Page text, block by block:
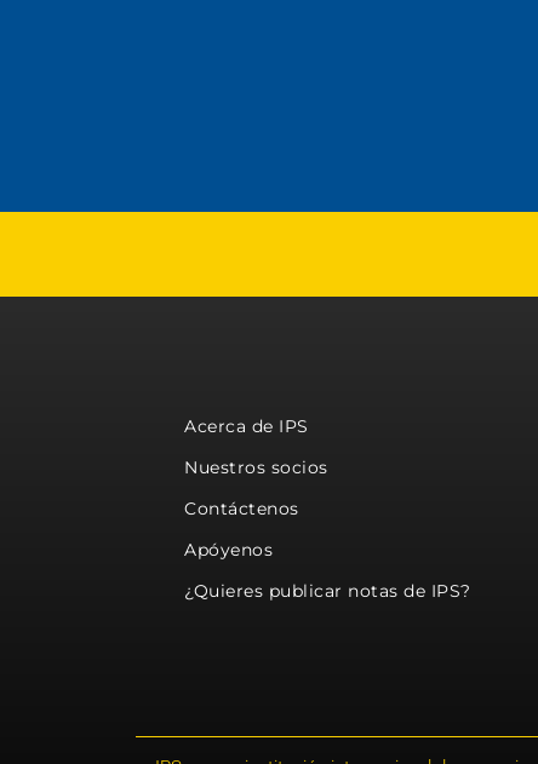
Acerca de IPS
Nuestros socios
Contáctenos
Apóyenos
¿Quieres publicar notas de IPS?